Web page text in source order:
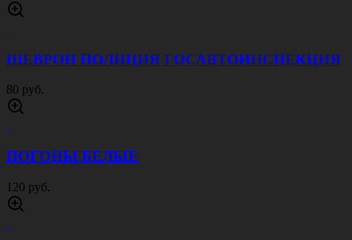
ШЕВРОН ПОЛИЦИЯ ГОСАВТОИНСПЕКЦИЯ
80 руб.
ПОГОНЫ БЕЛЫЕ
120 руб.